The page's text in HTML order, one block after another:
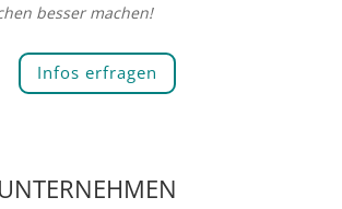
besser machen!
Infos erfragen
UNTERNEHMEN